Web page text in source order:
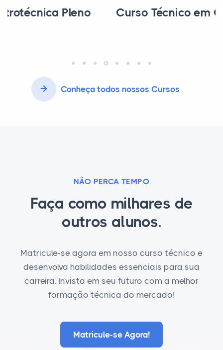
Curso Técnico em Contabilidade
Conheça todos nossos Cursos
NÃO PERCA TEMPO
Faça como milhares de
outros alunos.
Matricule-se agora em nosso curso técnico e
desenvolva habilidades essenciais para sua
carreira. Invista em seu futuro com a melhor
formação técnica do mercado!
Matricule-se Agora!